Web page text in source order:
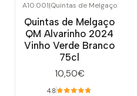
A10.001|Quintas de Melgaço
Quintas de Melgaço
QM Alvarinho 2024
Vinho Verde Branco
75cl
10,50€
4.8